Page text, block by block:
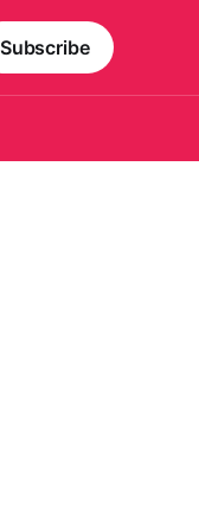
Subscribe